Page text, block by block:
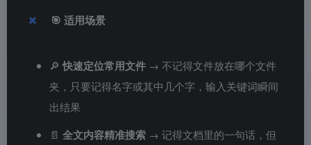
🎯 适用场景
🔎快速定位常用文件 → 不记得文件放在哪个文件
夹，只要记得名字或其中几个字，输入关键词瞬间
出结果
📄 全文内容精准搜索 → 记得文档里的一句话，但